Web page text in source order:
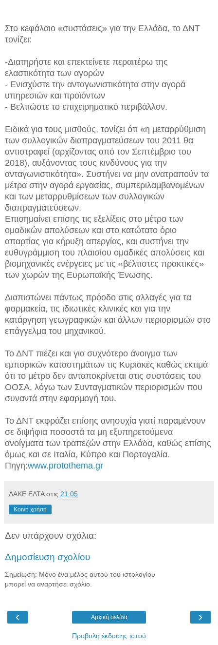
Στο κεφάλαιο «συστάσεις» για την Ελλάδα, το ΔΝΤ
τονίζει:
-Διατηρήστε και επεκτείνετε περαιτέρω της
ελαστικότητα των αγορών
- Ενισχύστε την ανταγωνιστικότητα στην αγορά
υπηρεσιών και προϊόντων
- Βελτιώστε το επιχειρηματικό περιβάλλον.
Ειδικά για τους μισθούς, τονίζει ότι «η μεταρρύθμιση
των συλλογικών διαπραγματεύσεων του 2011 θα
αντιστραφεί (αρχίζοντας από τον Σεπτέμβριο του
2018), αυξάνοντας τους κινδύνους για την
ανταγωνιστικότητα». Συστήνει να μην ανατραπούν τα
μέτρα στην αγορά εργασίας, συμπεριλαμβανομένων
και των μεταρρυθμίσεων των συλλογικών
διαπραγματεύσεων.
Επισημαίνει επίσης τις εξελίξεις στο μέτρο των
ομαδικών απολύσεων και στο κατώτατο όριο
απαρτίας για κήρυξη απεργίας, και συστήνει την
ευθυγράμμιση του πλαισίου ομαδικές απολύσεις και
βιομηχανικές ενέργειες με τις «βέλτιστες πρακτικές»
των χωρών της Ευρωπαϊκής Ένωσης.
Διαπιστώνει πάντως πρόοδο στις αλλαγές για τα
φαρμακεία, τις ιδιωτικές κλινικές και για την
κατάργηση γεωγραφικών και άλλων περιορισμών στο
επάγγελμα του μηχανικού.
Το ΔΝΤ πιέζει και για συχνότερο άνοιγμα των
εμπορικών καταστημάτων τις Κυριακές καθώς εκτιμά
ότι το μέτρο δεν ανταποκρίνεται στις συστάσεις του
ΟΟΣΑ, λόγω των Συνταγματικών περιορισμών που
συναντά στην εφαρμογή του.
Το ΔΝΤ εκφράζει επίσης ανησυχία γιατί παραμένουν
σε διψήφια ποσοστά τα μη εξυπηρετούμενα
ανοίγματα των τραπεζών στην Ελλάδα, καθώς επίσης
όμως και σε Ιταλία, Κύπρο και Πορτογαλία.
Πηγη:www.protothema.gr
ΔΑΚΕ ΕΛΤΑ στις 21:05
Κοινή χρήση
Δεν υπάρχουν σχόλια:
Δημοσίευση σχολίου
Σημείωση: Μόνο ένα μέλος αυτού του ιστολογίου
μπορεί να αναρτήσει σχόλιο.
‹ ›
Αρχική σελίδα
Προβολή έκδοσης ιστού